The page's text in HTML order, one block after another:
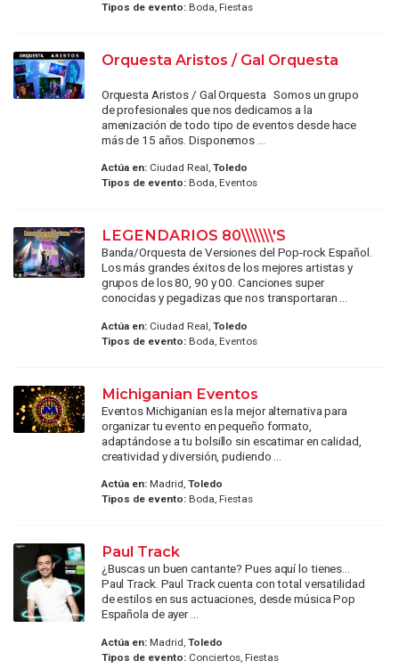
Tipos de evento:Boda, Fiestas
Orquesta Aristos / Gal Orquesta
Orquesta Aristos / Gal Orquesta Somos un grupo
de profesionales que nos dedicamos a la
amenización de todo tipo de eventos desde hace
más de 15 años. Disponemos ...
Actúa en:Ciudad Real, Toledo
Tipos de evento:Boda, Eventos
LEGENDARIOS 80\\\\\\\'S
Banda/Orquesta de Versiones del Pop-rock Español.
Los más grandes éxitos de los mejores artistas y
grupos de los 80, 90 y 00. Canciones super
conocidas y pegadizas que nos transportaran ...
Actúa en:Ciudad Real, Toledo
Tipos de evento:Boda, Eventos
Michiganian Eventos
Eventos Michiganian es la mejor alternativa para
organizar tu evento en pequeño formato,
adaptándose a tu bolsillo sin escatimar en calidad,
creatividad y diversión, pudiendo ...
Actúa en:Madrid, Toledo
Tipos de evento:Boda, Fiestas
Paul Track
¿Buscas un buen cantante? Pues aquí lo tienes…
Paul Track. Paul Track cuenta con total versatilidad
de estilos en sus actuaciones, desde música Pop
Española de ayer ...
Actúa en:Madrid, Toledo
Tipos de evento:Conciertos, Fiestas